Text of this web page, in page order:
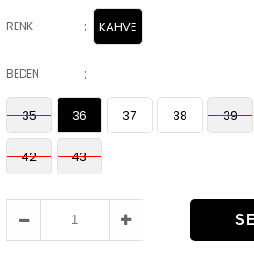
RENK : KAHVE
BEDEN :
35 36 37 38 39
42 43